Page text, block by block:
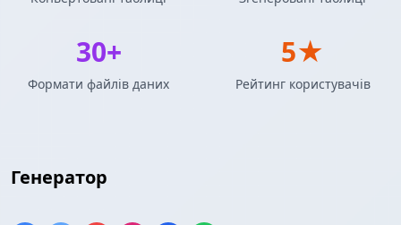
Генератор
30+
Формати файлів даних
5★
Рейтинг користувачів